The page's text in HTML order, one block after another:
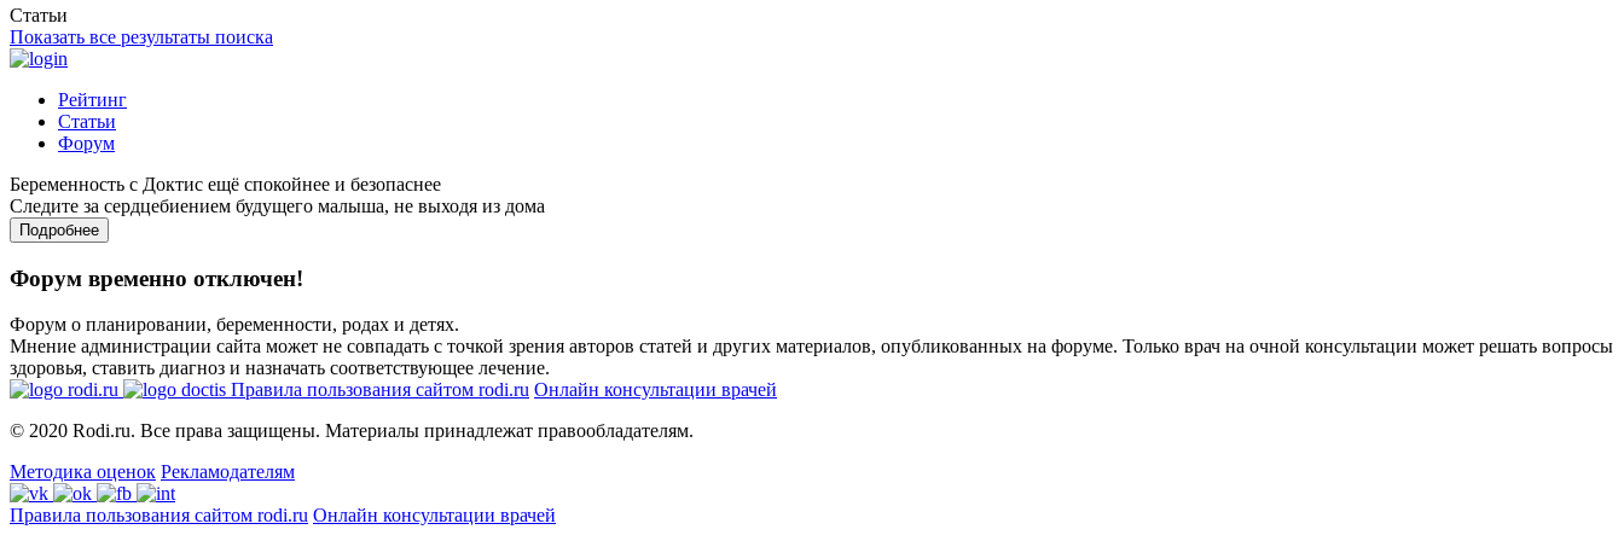
Статьи
Показать все результаты поиска
Рейтинг
Статьи
Форум
Беременность с Доктис ещё спокойнее и безопаснее
Следите за сердцебиением будущего малыша, не выходя из дома
Подробнее
Форум временно отключен!
Форум о планировании, беременности, родах и детях.
Мнение администрации сайта может не совпадать с точкой зрения авторов статей и других материалов, опубликованных на форуме. Только врач на очной консультации может решать вопросы
здоровья, ставить диагноз и назначать соответствующее лечение.
Правила пользования сайтом rodi.ru Онлайн консультации врачей
© 2020 Rodi.ru. Все права защищены. Материалы принадлежат правообладателям.
Методика оценок Рекламодателям
Правила пользования сайтом rodi.ru Онлайн консультации врачей